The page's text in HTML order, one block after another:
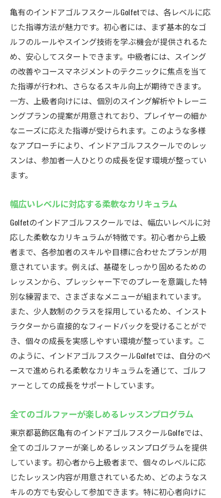
亀有のインドアゴルフスクールGolfetでは、各レベルに応
じた指導方法が魅力です。初心者には、まず基本的なゴ
ルフのルールやスイング技術を学ぶ機会が提供されるた
め、安心してスタートできます。中級者には、スイング
の改善やコースマネジメントのテクニックに焦点を当て
た指導が行われ、さらなるスキル向上が期待できます。
一方、上級者向けには、個別のスイング解析やトレーニ
ングプランの提案が用意されており、プレイヤーの細か
なニーズに応えた指導が受けられます。このような多様
なアプローチにより、インドアゴルフスクールでのレッ
スンは、参加者一人ひとりの成長を促す環境が整ってい
ます。
幅広いレベルに対応する柔軟なカリキュラム
Golfetのインドアゴルフスクールでは、幅広いレベルに対
応した柔軟なカリキュラムが特徴です。初心者から上級
者まで、各参加者のスキルや目標に合わせたプランが用
意されています。例えば、基礎をしっかり固めるための
レッスンから、プレッシャー下でのプレーを意識した特
別な練習まで、さまざまなメニューが組まれています。
また、少人数制のクラスを採用しているため、インスト
ラクターから直接的なフィードバックを受けることがで
き、個々の成長を実感しやすい環境が整っています。こ
のように、インドアゴルフスクールGolfetでは、自分のペ
ースで進められる柔軟なカリキュラムを通じて、ゴルフ
ァーとしての成長をサポートしています。
全てのゴルファーが楽しめるレッスンプログラム
東京都葛飾区亀有のインドアゴルフスクールGolfeでは、
全てのゴルファーが楽しめるレッスンプログラムを提供
しています。初心者から上級者まで、個々のレベルに応
じたレッスン内容が用意されているため、どのようなス
キルの方でも安心して参加できます。特に初心者向けに